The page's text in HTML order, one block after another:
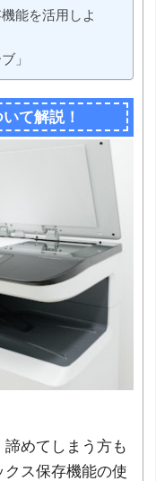
能を活用しよ
」
て解説！
めてしまう方も
ス保存機能の使